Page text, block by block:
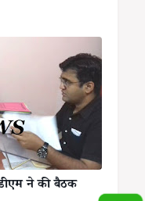
ने की बैठक